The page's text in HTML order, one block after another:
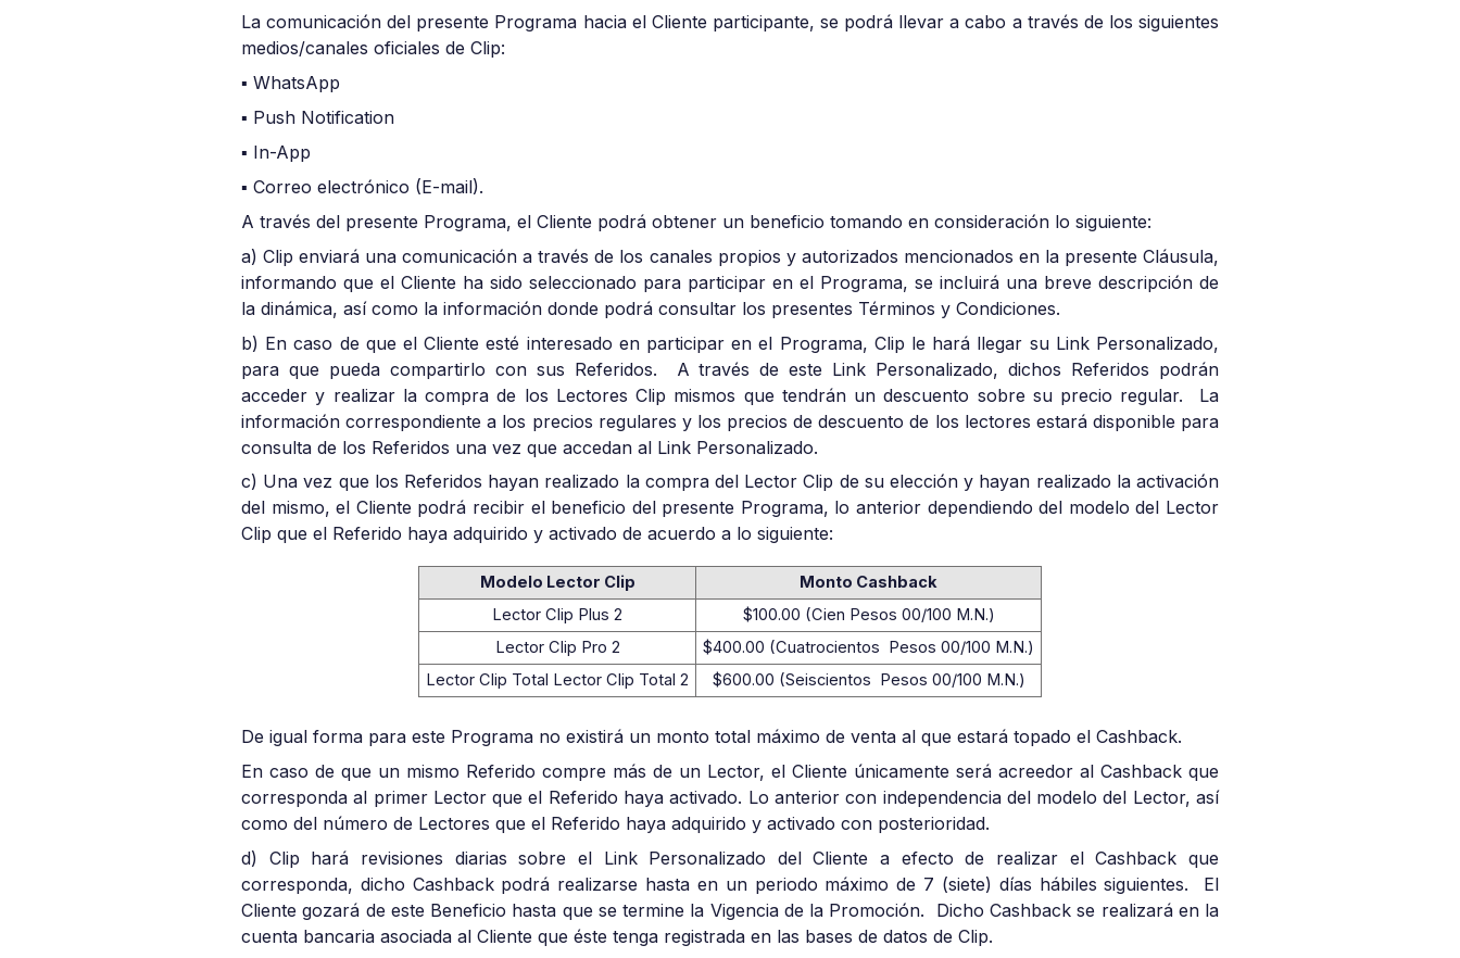
La comunicación del presente Programa hacia el Cliente participante, se podrá llevar a cabo a través de los siguientes
medios/canales oficiales de Clip:
▪ WhatsApp
▪ Push Notification
▪ In-App
▪ Correo electrónico (E-mail).
A través del presente Programa, el Cliente podrá obtener un beneficio tomando en consideración lo siguiente:
a) Clip enviará una comunicación a través de los canales propios y autorizados mencionados en la presente Cláusula,
informando que el Cliente ha sido seleccionado para participar en el Programa, se incluirá una breve descripción de
la dinámica, así como la información donde podrá consultar los presentes Términos y Condiciones.
b) En caso de que el Cliente esté interesado en participar en el Programa, Clip le hará llegar su Link Personalizado,
para que pueda compartirlo con sus Referidos. A través de este Link Personalizado, dichos Referidos podrán
acceder y realizar la compra de los Lectores Clip mismos que tendrán un descuento sobre su precio regular. La
información correspondiente a los precios regulares y los precios de descuento de los lectores estará disponible para
consulta de los Referidos una vez que accedan al Link Personalizado.
c) Una vez que los Referidos hayan realizado la compra del Lector Clip de su elección y hayan realizado la activación
del mismo, el Cliente podrá recibir el beneficio del presente Programa, lo anterior dependiendo del modelo del Lector
Clip que el Referido haya adquirido y activado de acuerdo a lo siguiente:
Modelo Lector Clip
Monto Cashback
Lector Clip Plus 2
$100.00 (Cien Pesos 00/100 M.N.)
Lector Clip Pro 2
$400.00 (Cuatrocientos Pesos 00/100 M.N.)
Lector Clip Total Lector Clip Total 2
$600.00 (Seiscientos Pesos 00/100 M.N.)
De igual forma para este Programa no existirá un monto total máximo de venta al que estará topado el Cashback.
En caso de que un mismo Referido compre más de un Lector, el Cliente únicamente será acreedor al Cashback que
corresponda al primer Lector que el Referido haya activado. Lo anterior con independencia del modelo del Lector, así
como del número de Lectores que el Referido haya adquirido y activado con posterioridad.
d) Clip hará revisiones diarias sobre el Link Personalizado del Cliente a efecto de realizar el Cashback que
corresponda, dicho Cashback podrá realizarse hasta en un periodo máximo de 7 (siete) días hábiles siguientes. El
Cliente gozará de este Beneficio hasta que se termine la Vigencia de la Promoción. Dicho Cashback se realizará en la
cuenta bancaria asociada al Cliente que éste tenga registrada en las bases de datos de Clip.